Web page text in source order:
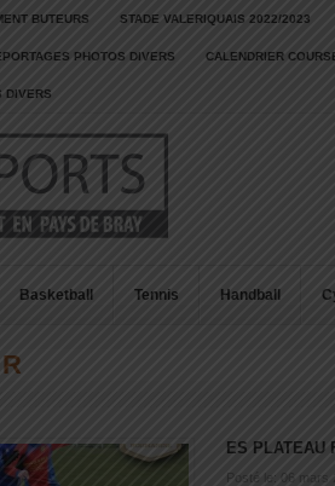
BUTEURS STADE VALERIQUAIS 2022/2023
PHOTOS DIVERS CALENDRIER
DIVERS
Basketball Tennis Handball
ES PLATEAU
Posté le: 06 mars